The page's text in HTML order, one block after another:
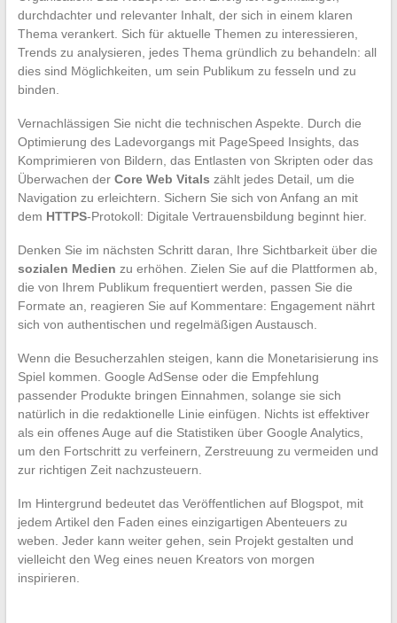
durchdachter und relevanter Inhalt, der sich in einem klaren
Thema verankert. Sich für aktuelle Themen zu interessieren,
Trends zu analysieren, jedes Thema gründlich zu behandeln: all
dies sind Möglichkeiten, um sein Publikum zu fesseln und zu
binden.
Vernachlässigen Sie nicht die technischen Aspekte. Durch die
Optimierung des Ladevorgangs mit PageSpeed Insights, das
Komprimieren von Bildern, das Entlasten von Skripten oder das
Überwachen der Core Web Vitals zählt jedes Detail, um die
Navigation zu erleichtern. Sichern Sie sich von Anfang an mit
dem HTTPS-Protokoll: Digitale Vertrauensbildung beginnt hier.
Denken Sie im nächsten Schritt daran, Ihre Sichtbarkeit über die
sozialen Medien zu erhöhen. Zielen Sie auf die Plattformen ab,
die von Ihrem Publikum frequentiert werden, passen Sie die
Formate an, reagieren Sie auf Kommentare: Engagement nährt
sich von authentischen und regelmäßigen Austausch.
Wenn die Besucherzahlen steigen, kann die Monetarisierung ins
Spiel kommen. Google AdSense oder die Empfehlung
passender Produkte bringen Einnahmen, solange sie sich
natürlich in die redaktionelle Linie einfügen. Nichts ist effektiver
als ein offenes Auge auf die Statistiken über Google Analytics,
um den Fortschritt zu verfeinern, Zerstreuung zu vermeiden und
zur richtigen Zeit nachzusteuern.
Im Hintergrund bedeutet das Veröffentlichen auf Blogspot, mit
jedem Artikel den Faden eines einzigartigen Abenteuers zu
weben. Jeder kann weiter gehen, sein Projekt gestalten und
vielleicht den Weg eines neuen Kreators von morgen
inspirieren.